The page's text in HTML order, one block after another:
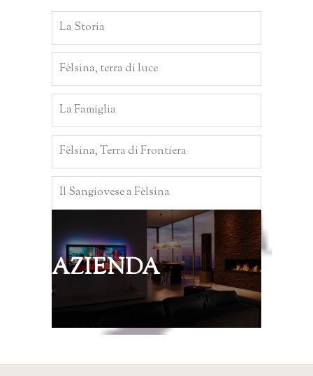
La Storia
Fèlsina, terra di luce
La Famiglia
Fèlsina, Terra di Frontiera
Il Sangiovese a Fèlsina
AZIENDA